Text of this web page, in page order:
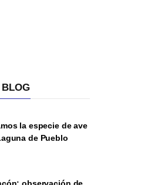
BLOG
la especie de ave
de Pueblo
observación de